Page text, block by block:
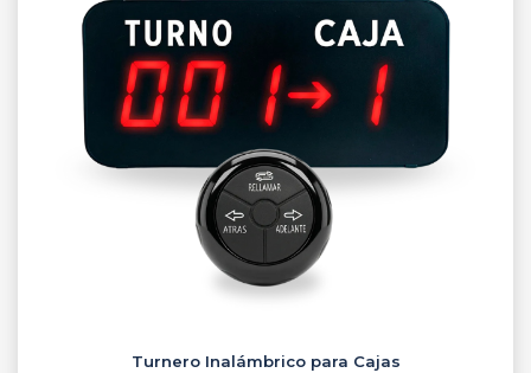
Turnero Inalámbrico para Cajas